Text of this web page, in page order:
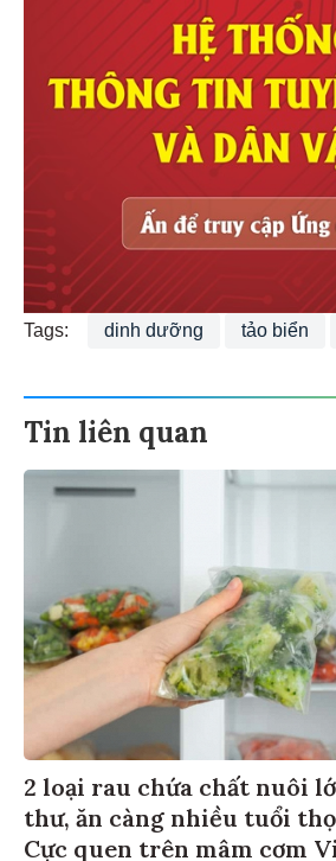
Tags: dinh dưỡng tảo biển
Tin liên quan
2 loại rau chứa chất nuôi
thư, ăn càng nhiều tuổi
Cực quen trên mâm cơm